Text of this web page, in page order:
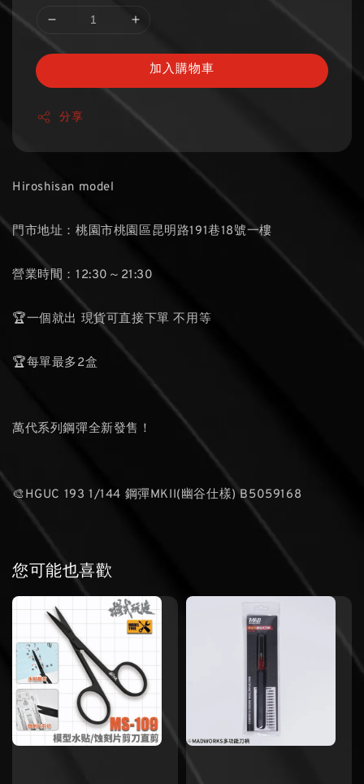
加入購物車
分享
Hiroshisan model
門市地址：桃園市桃園區昆明路191巷18號一樓
營業時間：12:30～21:30
🏆一個就出 現貨可直接下單 不用等
🏆每單最多2盒
萬代系列鋼彈全新發售！
🎨HGUC 193 1/144 鋼彈MKII(幽谷仕樣) B5059168
您可能也喜歡